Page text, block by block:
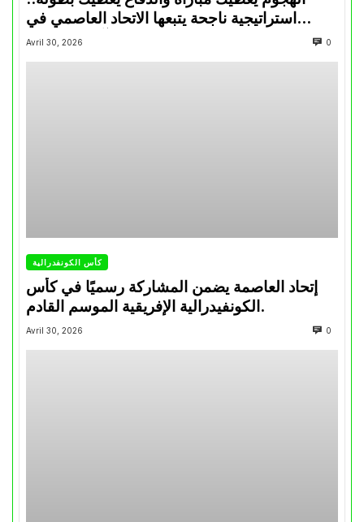
استراتيجية ناجحة يتبعها الاتحاد العاصمي في
تتويجاته آخر السنوات
Avril 30, 2026 0
كأس الكونفدرالية
إتحاد العاصمة يضمن المشاركة رسميًا في كأس
الكونفيدرالية الإفريقية الموسم القادم.
Avril 30, 2026 0